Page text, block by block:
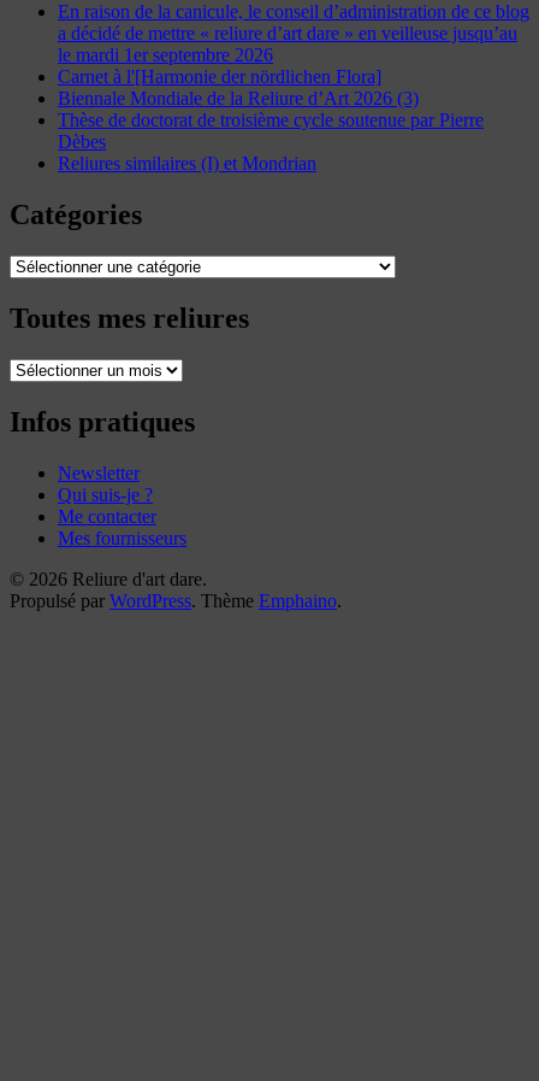
En raison de la canicule, le conseil d’administration de ce blog
a décidé de mettre « reliure d’art dare » en veilleuse jusqu’au
le mardi 1er septembre 2026
Carnet à l'[Harmonie der nördlichen Flora]
Biennale Mondiale de la Reliure d’Art 2026 (3)
Thèse de doctorat de troisième cycle soutenue par Pierre
Dèbes
Reliures similaires (I) et Mondrian
Catégories
Catégories
Toutes mes reliures
Toutes
reliures
Infos pratiques
Newsletter
Qui suis-je ?
Me contacter
Mes fournisseurs
© 2026 Reliure d'art dare.
Propulsé par WordPress. Thème Emphaino.